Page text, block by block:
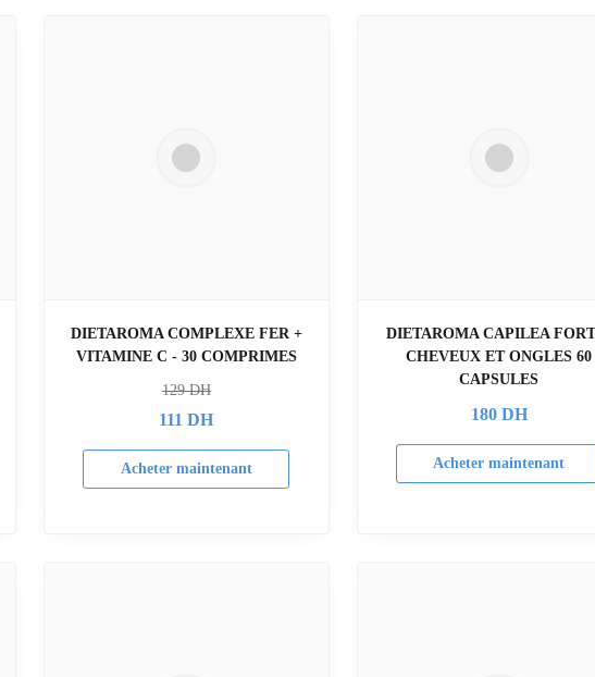
DIETAROMA COMPLEXE FER +
VITAMINE C - 30 COMPRIMES
129DH
111 DH
Acheter maintenant
DIETAROMA CAPILEA
CHEVEUX ET ONGLES 60
CAPSULES
180DH
Acheter maintenant